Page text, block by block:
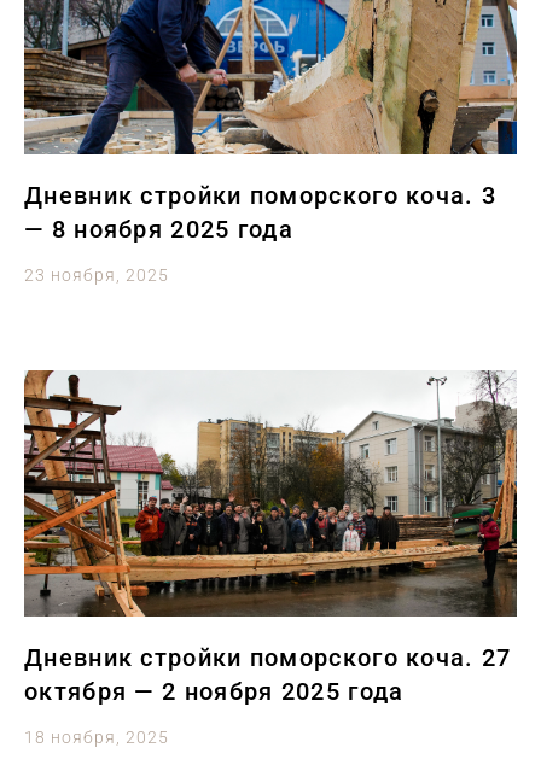
Дневник стройки поморского коча. 3
— 8 ноября 2025 года
23 ноября, 2025
Дневник стройки поморского коча. 27
октября — 2 ноября 2025 года
18 ноября, 2025